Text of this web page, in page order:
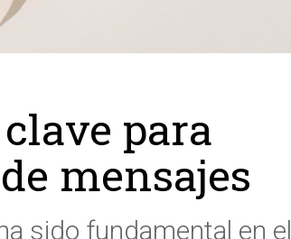
para
mensajes
sido fundamental en el